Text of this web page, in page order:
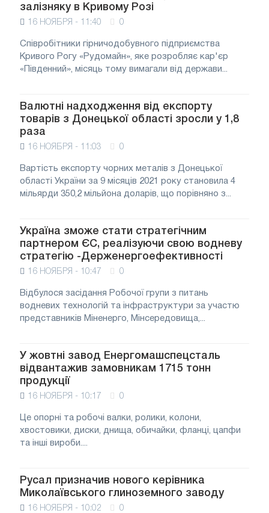
залізняку в Кривому Розі
16 НОЯБРЯ - 11:40 0
Співробітники гірничодобувного підприємства
Кривого Рогу «Рудомайн», яке розробляє кар'єр
«Південний», місяць тому вимагали від держави...
Валютні надходження від експорту
товарів з Донецької області зросли у 1,8
раза
16 НОЯБРЯ - 11:03 0
Вартість експорту чорних металів з Донецької
області України за 9 місяців 2021 року становила 4
мільярди 350,2 мільйона доларів, що порівняно з...
Україна зможе стати стратегічним
партнером ЄС, реалізуючи свою водневу
стратегію -Держенергоефективності
16 НОЯБРЯ - 10:47 0
Відбулося засідання Робочої групи з питань
водневих технологій та інфраструктури за участю
представників Міненерго, Мінсередовища,...
У жовтні завод Енергомашспецсталь
відвантажив замовникам 1715 тонн
продукції
16 НОЯБРЯ - 10:17 0
Це опорні та робочі валки, ролики, колони,
хвостовики, диски, днища, обичайки, фланці, цапфи
та інші вироби....
Русал призначив нового керівника
Миколаївського глиноземного заводу
16 НОЯБРЯ - 10:02 0